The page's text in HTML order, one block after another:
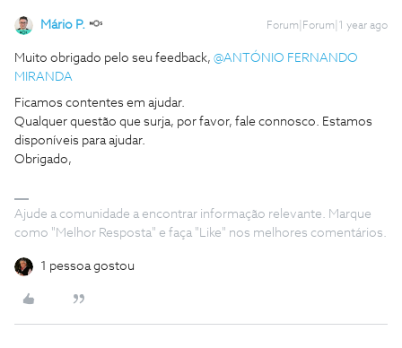
Mário P. Forum|Forum|1 year ago
Muito obrigado pelo seu feedback, ​ @ANTÓNIO FERNANDO
MIRANDA
Ficamos contentes em ajudar.
Qualquer questão que surja, por favor, fale connosco. Estamos
disponíveis para ajudar.
Obrigado,
Ajude a comunidade a encontrar informação relevante. Marque
como "Melhor Resposta" e faça "Like" nos melhores comentários.
1 pessoa gostou